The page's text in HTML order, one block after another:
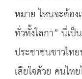
หมาย ไหนจะต้อ
ทั่วทั้งโลกา” นี่เ
ประชาชนชาวไท
เสียใจด้วย คนไท